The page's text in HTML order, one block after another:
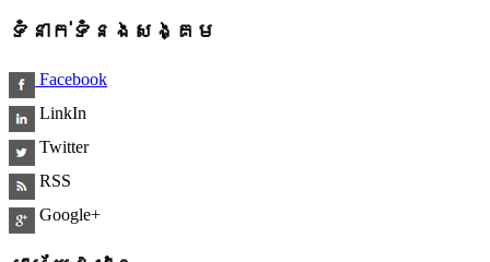
ទំនាក់ទំនងសង្គម
Facebook
LinkIn
Twitter
RSS
Google+